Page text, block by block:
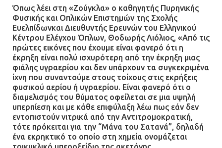
Όπως λέει στη «Ζούγκλα» ο καθηγητής Πυρηνικής
Φυσικής και Οπλικών Επιστημών της Σχολής
Ευελπίδωνκαι Διευθυντής Ερευνών του Ελληνικού
Κέντρου Ελέγχου Όπλων, Θοδωρής Λιόλιος, «Από τις
πρώτες εικόνες που έχουμε είναι φανερό ότι η
έκρηξη είναι πολύ ισχυρότερη από την έκρηξη μιας
φιάλης υγραερίου και δεν υπάρχουν τα συγκεκριμένα
ίχνη που συναντούμε στους τοίχους στις εκρήξεις
φυσικού αερίου ή υγραερίου. Είναι φανερό ότι ο
διαμελισμός του θύματος οφείλεται σε μια υψηλή
υπερπίεση και με κάθε επιφύλαξη λέω πως εάν δεν
εντοπιστούν νιτρικά από την Αντιτρομοκρατική,
τότε πρόκειται για την “Μάνα του Σατανά”, δηλαδή
ένα εκρηκτικό το οποίο στη χημεία ονομάζεται